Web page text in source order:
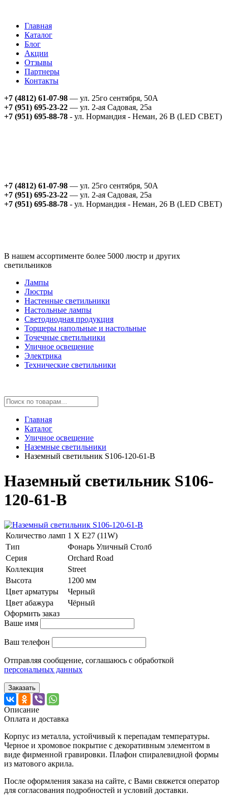
Главная
Каталог
Блог
Акции
Отзывы
Партнеры
Контакты
+7 (4812) 61-07-98 — ул. 25го сентября, 50А
+7 (951) 695-23-22 — ул. 2-ая Садовая, 25а
+7 (951) 695-88-78 - ул. Нормандия - Неман, 26 В (LED СВЕТ)
+7 (4812) 61-07-98 — ул. 25го сентября, 50А
+7 (951) 695-23-22 — ул. 2-ая Садовая, 25а
+7 (951) 695-88-78 - ул. Нормандия - Неман, 26 В (LED СВЕТ)
В нашем ассортименте более 5000 люстр и других
светильников
Лампы
Люстры
Настенные светильники
Настольные лампы
Светодиодная продукция
Торшеры напольные и настольные
Точечные светильники
Уличное освещение
Электрика
Технические светильники
Главная
Каталог
Уличное освещение
Наземные светильники
Наземный светильник S106-120-61-B
Наземный светильник S106-
120-61-B
Количество ламп 1 Х E27 (11W)
Тип
Фонарь Уличный Столб
Серия
Orchard Road
Коллекция
Street
Высота
1200 мм
Цвет арматуры
Черный
Цвет абажура
Чёрный
Оформить заказ
Ваше имя
Ваш телефон
Отправляя сообщение, соглашаюсь с обработкой
персональных данных
Заказать
Описание
Оплата и доставка
Корпус из металла, устойчивый к перепадам температуры.
Черное и хромовое покрытие с декоративным элементом в
виде фирменной гравировки. Плафон спиралевидной формы
из матового акрила.
После оформления заказа на сайте, с Вами свяжется оператор
для согласования подробностей и условий доставки.